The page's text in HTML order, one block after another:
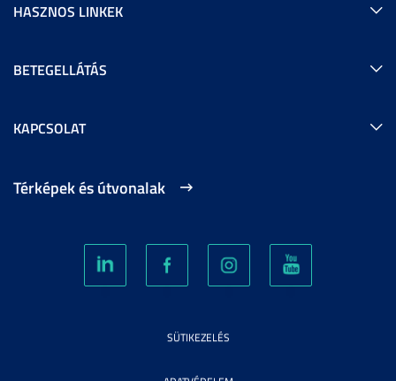
HASZNOS LINKEK
BETEGELLÁTÁS
KAPCSOLAT
Térképek és útvonalak
SÜTIKEZELÉS